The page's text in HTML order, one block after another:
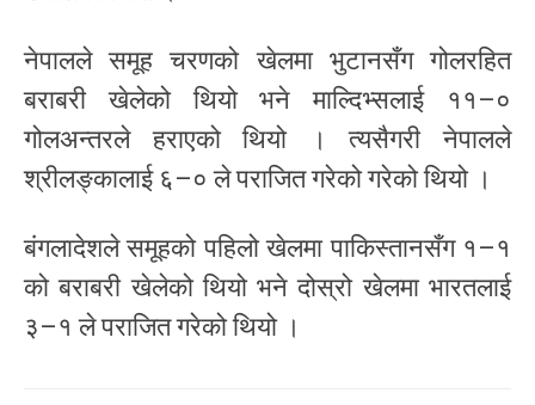
नेपालले समूह चरणको खेलमा भुटानसँग गोलरहित
बराबरी खेलेको थियो भने माल्दिभ्सलाई ११–०
गोलअन्तरले हराएको थियो । त्यसैगरी नेपालले
श्रीलङ्कालाई ६–० ले पराजित गरेको गरेको थियो ।
बंगलादेशले समूहको पहिलो खेलमा पाकिस्तानसँग १–१
को बराबरी खेलेको थियो भने दोस्रो खेलमा भारतलाई
३–१ ले पराजित गरेको थियो ।